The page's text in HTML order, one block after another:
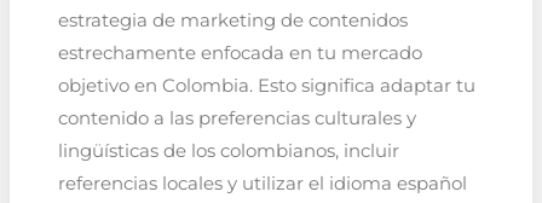
estrategia de marketing de contenidos
estrechamente enfocada en tu mercado
objetivo en Colombia. Esto significa adaptar tu
contenido a las preferencias culturales y
lingüísticas de los colombianos, incluir
referencias locales y utilizar el idioma español